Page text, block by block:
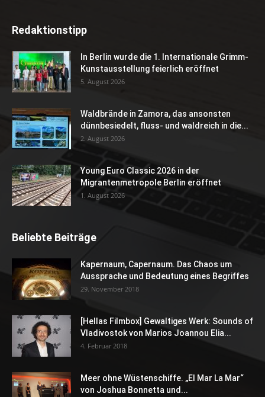
Redaktionstipp
In Berlin wurde die 1. Internationale Grimm-
Kunstausstellung feierlich eröffnet
5. August 2026
Waldbrände in Zamora, das ansonsten
dünnbesiedelt, fluss- und waldreich in die...
2. August 2026
Young Euro Classic 2026 in der
Migrantenmetropole Berlin eröffnet
1. August 2026
Beliebte Beiträge
Kapernaum, Capernaum. Das Chaos um
Aussprache und Bedeutung eines Begriffes
29. November 2018
[Hellas Filmbox] Gewaltiges Werk: Sounds of
Vladivostok von Marios Joannou Elia...
4. Februar 2018
Meer ohne Wüstenschiffe. „El Mar La Mar“
von Joshua Bonnetta und...